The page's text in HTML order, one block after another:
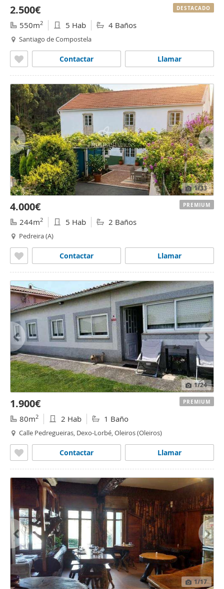
2.500€
550m2 5 Hab 4 Baños
Santiago de Compostela
Llamar
Contactar
DESTACADO
1/33
4.000€
244m2 5 Hab 2 Baños
Pedreira (A)
Llamar
Contactar
PREMIUM
1/24
1.900€
80m2 2 Hab 1 Baño
Calle Pedregueiras, Dexo-Lorbé, Oleiros (Oleiros)
Llamar
Contactar
PREMIUM
1/17